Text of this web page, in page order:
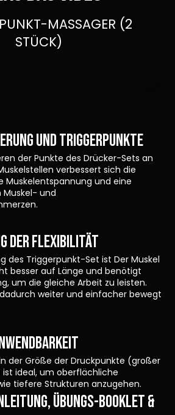
MASSAGER (2
STÜCK)
UND TRIGGERPUNKTE
der Punkte des Drücker-Sets an
verbessert sich die
Muskelentspannung und eine
Muskel- und
DER FLEXIBILITÄT
des Triggerpunkt-Set ist Der Muskel
besser auf Länge und benötigt
um die gleiche Arbeit zu leisten.
weiter und einfacher bewegt
der Größe der Druckpunkte (großer
ist ideal, um oberflächliche
tiefere Strukturen anzugehen.
ÜBUNGS-BOOKLET &